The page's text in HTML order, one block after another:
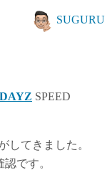
SUGURU
DAYZ SPEED
してきました。
です。